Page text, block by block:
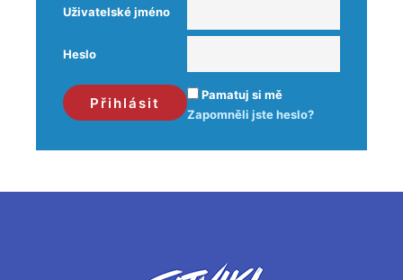
Uživatelské jméno
Heslo
Pamatuj si mě
Zapomněli jste heslo?